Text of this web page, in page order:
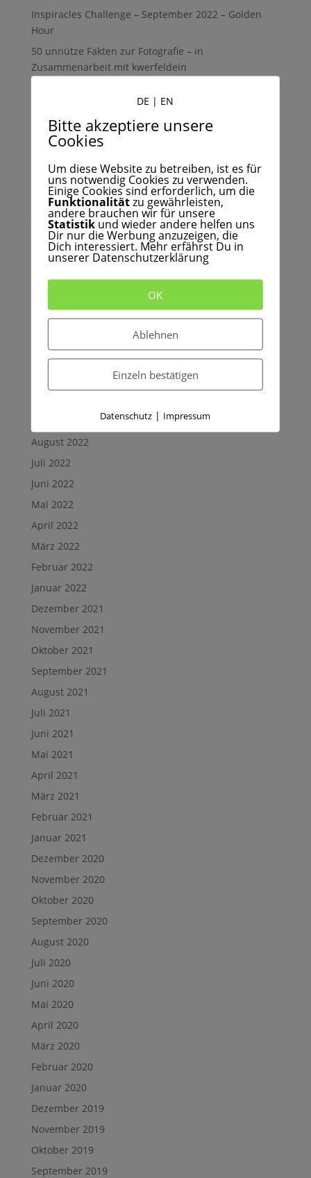
Inspiracles Challenge – September 2022 – Golden
Hour
50 unnütze Fakten zur Fotografie – in
Zusammenarbeit mit kwerfeldein
Recent Comments
AdolfzuWie man durch Fotografie auch digitale
Freundschaften schließt.
hochwertigen Box – aus guten Gründen
Susanne DropmannzuUnsere Lieblingsbilder der
Juli-Challenge “Soft” – #InspiraclesSoft
MonazuWie man durch Fotografie auch digitale
Freundschaften schließt.
Interview: Landschaftsfotografie mit Niklas Möller
Dezember 2022
September 2022
August 2022
Juli 2022
Juni 2022
Mai 2022
April 2022
März 2022
Februar 2022
Januar 2022
Dezember 2021
November 2021
Oktober 2021
September 2021
August 2021
Juli 2021
Juni 2021
Mai 2021
April 2021
März 2021
Februar 2021
Januar 2021
Dezember 2020
November 2020
Oktober 2020
September 2020
August 2020
Juli 2020
Juni 2020
Mai 2020
April 2020
März 2020
Februar 2020
Januar 2020
Dezember 2019
November 2019
Oktober 2019
September 2019
DE | EN
Bitte akzeptiere unsere
Cookies
Um diese Website zu betreiben, ist es für
uns notwendig Cookies zu verwenden.
Einige Cookies sind erforderlich, um die
Funktionalitätzu gewährleisten,
andere brauchen wir für unsere
Statistikund wieder andere helfen uns
Dir nur die Werbung anzuzeigen, die
Dich interessiert. Mehr erfährst Du in
unserer Datenschutzerklärung
OK
Ablehnen
Einzeln bestätigen
Datenschutz | Impressum